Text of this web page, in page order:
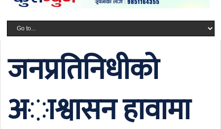
जनप्रतिनिधीको
अाश्वासन हावामा